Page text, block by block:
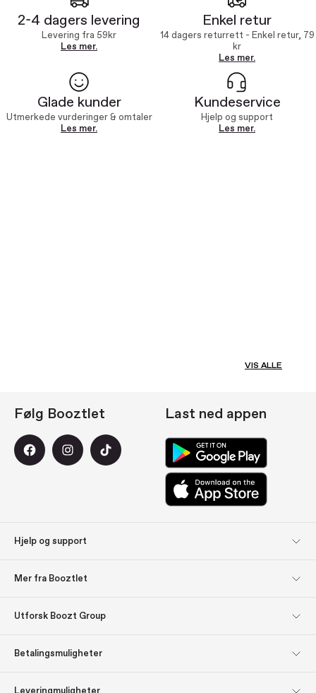
2-4 dagers levering
Levering fra 59kr
Les mer.
Enkel retur
14 dagers returrett - Enkel retur, 79
kr
Les mer.
Glade kunder
Utmerkede vurderinger & omtaler
Les mer.
Kundeservice
Hjelp og support
Les mer.
VIS ALLE
Hjelp og support
Mer fra Booztlet
nyhetsbrevene våre
Utforsk Boozt Group
Følg Booztlet Last ned appen
Betalingsmuligheter